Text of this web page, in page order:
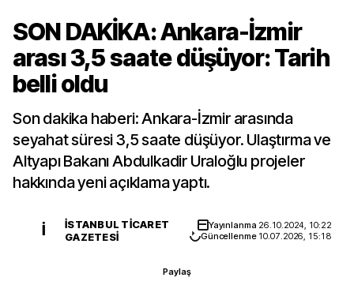
SON DAKİKA: Ankara-İzmir
arası 3,5 saate düşüyor: Tarih
belli oldu
Son dakika haberi: Ankara-İzmir arasında
seyahat süresi 3,5 saate düşüyor. Ulaştırma ve
Altyapı Bakanı Abdulkadir Uraloğlu projeler
hakkında yeni açıklama yaptı.
İ
İSTANBUL TICARET
GAZETESI
Yayınlanma 26.10.2024, 10:22
Güncellenme 10.07.2026, 15:18
Paylaş